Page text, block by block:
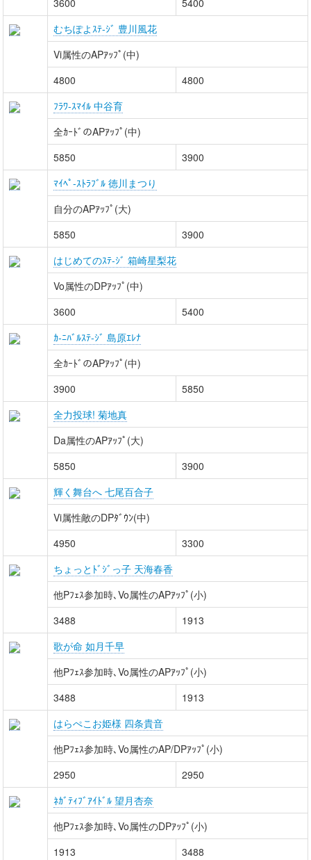
3600
5400
むちぽよｽﾃ-ｼﾞ 豊川風花
Vi属性のAPｱｯﾌﾟ(中)
4800
4800
ﾌﾗﾜ-ｽﾏｲﾙ 中谷育
全ｶｰﾄﾞのAPｱｯﾌﾟ(中)
5850
3900
ﾏｲﾍﾟ-ｽﾄﾗﾌﾞﾙ 徳川まつり
自分のAPｱｯﾌﾟ(大)
5850
3900
はじめてのｽﾃ-ｼﾞ 箱崎星梨花
Vo属性のDPｱｯﾌﾟ(中)
3600
5400
ｶ-ﾆﾊﾞﾙｽﾃ-ｼﾞ 島原ｴﾚﾅ
全ｶｰﾄﾞのAPｱｯﾌﾟ(中)
3900
5850
全力投球! 菊地真
Da属性のAPｱｯﾌﾟ(大)
5850
3900
輝く舞台へ 七尾百合子
Vi属性敵のDPﾀﾞｳﾝ(中)
4950
3300
ちょっとﾄﾞｼﾞっ子 天海春香
他Pﾌｪｽ参加時､Vo属性のAPｱｯﾌﾟ(小)
3488
1913
歌が命 如月千早
他Pﾌｪｽ参加時､Vo属性のAPｱｯﾌﾟ(小)
3488
1913
はらぺこお姫様 四条貴音
他Pﾌｪｽ参加時､Vo属性のAP/DPｱｯﾌﾟ(小)
2950
2950
ﾈｶﾞﾃｨﾌﾞｱｲﾄﾞﾙ 望月杏奈
他Pﾌｪｽ参加時､Vo属性のDPｱｯﾌﾟ(小)
1913
3488